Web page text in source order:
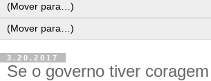
3.20.2017
Se o governo tiver coragem